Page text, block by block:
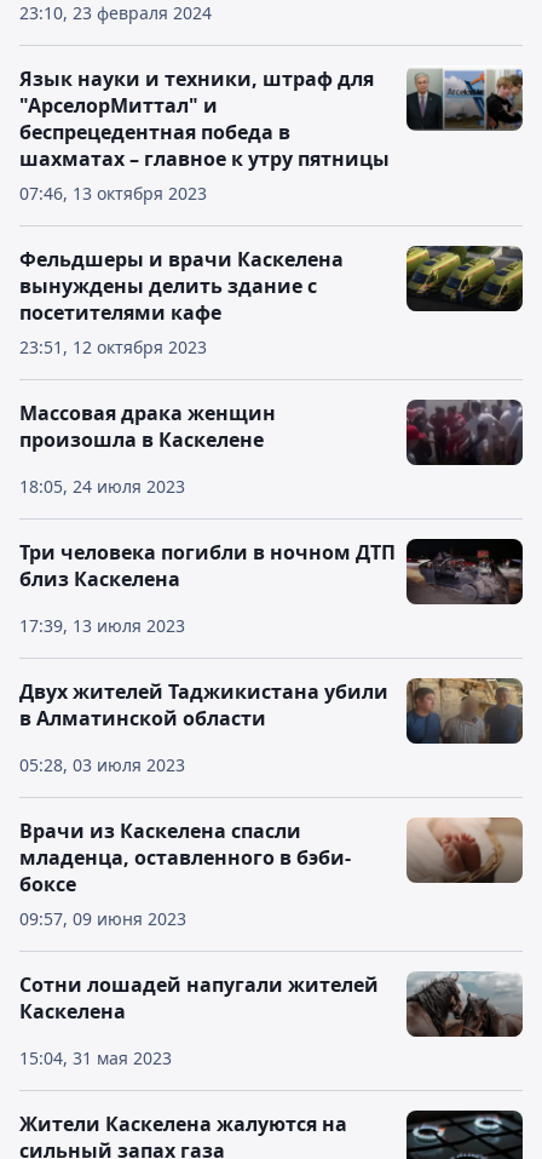
23:10, 23 февраля 2024
07:46, 13 октября 2023
Язык науки и техники, штраф для
"АрселорМиттал" и
беспрецедентная победа в
шахматах – главное к утру пятницы
23:51, 12 октября 2023
Фельдшеры и врачи Каскелена
вынуждены делить здание с
посетителями кафе
18:05, 24 июля 2023
Массовая драка женщин
произошла в Каскелене
17:39, 13 июля 2023
Три человека погибли в ночном ДТП
близ Каскелена
05:28, 03 июля 2023
Двух жителей Таджикистана убили
в Алматинской области
09:57, 09 июня 2023
Врачи из Каскелена спасли
младенца, оставленного в бэби-
боксе
15:04, 31 мая 2023
Сотни лошадей напугали жителей
Каскелена
Жители Каскелена жалуются на
сильный запах газа